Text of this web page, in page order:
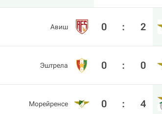
Авиш 0 : 2
Эштрела 0 : 0
Морейренсе 0 : 4